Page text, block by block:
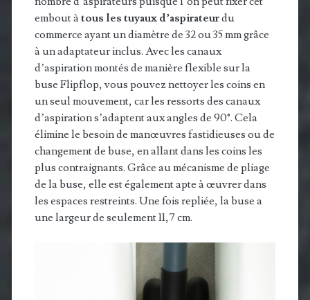
embout àtous les tuyaux d’aspirateurdu
commerce ayant un diamètre de 32 ou 35 mm grâce
à un adaptateur inclus. Avec les canaux
d’aspiration montés de manière flexible sur la
buse Flipflop, vous pouvez nettoyer les coins en
un seul mouvement, car les ressorts des canaux
d’aspiration s’adaptent aux angles de 90°. Cela
élimine le besoin de manœuvres fastidieuses ou de
changement de buse, en allant dans les coins les
plus contraignants. Grâce au mécanisme de pliage
de la buse, elle est également apte à œuvrer dans
les espaces restreints. Une fois repliée, la buse a
une largeur de seulement 11,7 cm.